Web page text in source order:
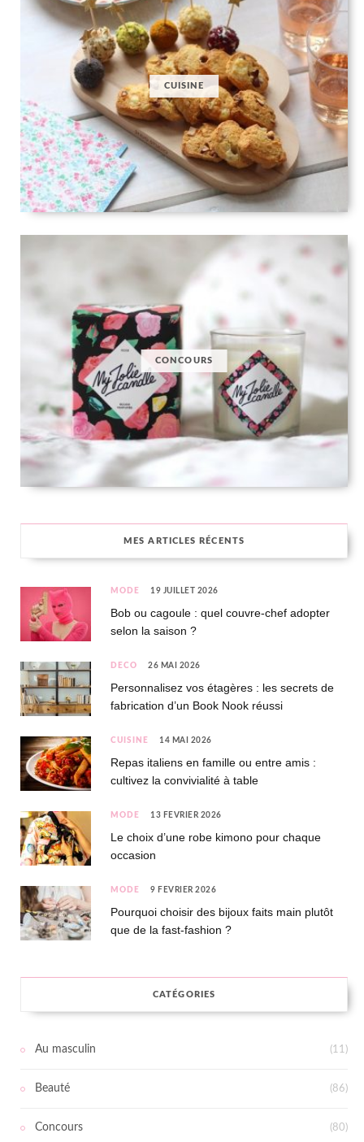
CUISINE
CONCOURS
MES ARTICLES RÉCENTS
MODE 19 JUILLET 2026
Bob ou cagoule : quel couvre-chef adopter
selon la saison ?
DÉCO 26 MAI 2026
Personnalisez vos étagères : les secrets de
fabrication d’un Book Nook réussi
CUISINE 14 MAI 2026
Repas italiens en famille ou entre amis :
cultivez la convivialité à table
MODE 13 FÉVRIER 2026
Le choix d’une robe kimono pour chaque
occasion
MODE 9 FÉVRIER 2026
Pourquoi choisir des bijoux faits main plutôt
que de la fast-fashion ?
CATÉGORIES
Au masculin (11)
Beauté (86)
Concours (80)